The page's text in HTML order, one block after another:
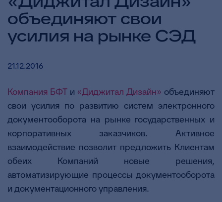
объединяют свои
усилия на рынке СЭД
21.12.2016
Компания БФТи «Диджитал Дизайн» объединяют
свои усилия по развитию систем электронного
документооборота на рынке государственных и
корпоративных заказчиков. Активное
взаимодействие позволит предложить Клиентам
обеих Компаний новые решения,
автоматизирующие процессы документооборота
и документационного управления.